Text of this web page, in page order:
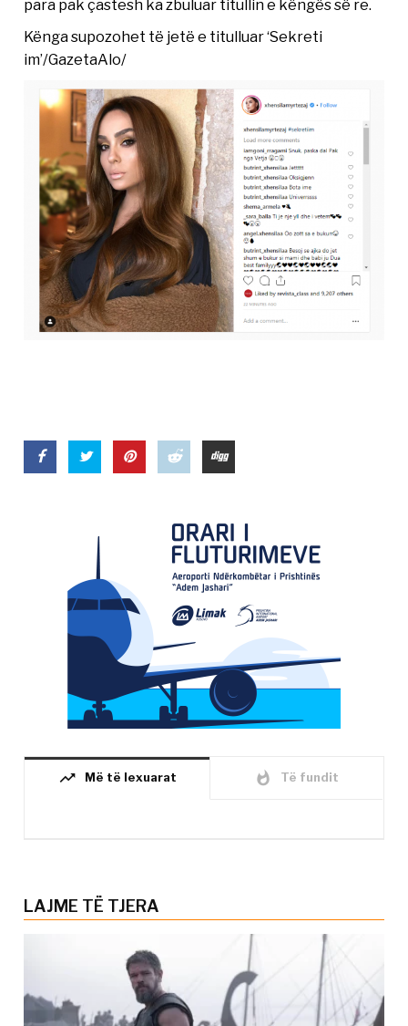
para pak çastesh ka zbuluar titullin e këngës së re.
Kënga supozohet të jetë e titulluar ‘Sekreti
im’/GazetaAlo/
trending_up Më të lexuarat whatshot Të fundit
LAJME TË TJERA